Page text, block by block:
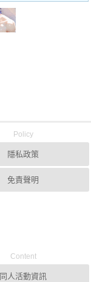
Policy
隱私政策
免責聲明
Content
同人活動資訊